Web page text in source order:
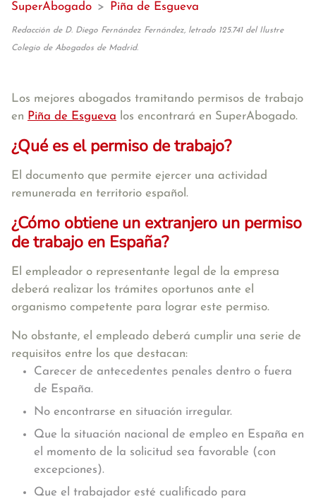
SuperAbogado > Piña de Esgueva
Redacción de D. Diego Fernández Fernández, letrado 125.741 del Ilustre
Colegio de Abogados de Madrid.
Los mejores abogados tramitando permisos de trabajo
en Piña de Esgueva los encontrará en SuperAbogado.
¿Qué es el permiso de trabajo?
El documento que permite ejercer una actividad
remunerada en territorio español.
¿Cómo obtiene un extranjero un permiso
de trabajo en España?
El empleador o representante legal de la empresa
deberá realizar los trámites oportunos ante el
organismo competente para lograr este permiso.
No obstante, el empleado deberá cumplir una serie de
requisitos entre los que destacan:
Carecer de antecedentes penales dentro o fuera
de España.
No encontrarse en situación irregular.
Que la situación nacional de empleo en España en
el momento de la solicitud sea favorable (con
excepciones).
Que el trabajador esté cualificado para